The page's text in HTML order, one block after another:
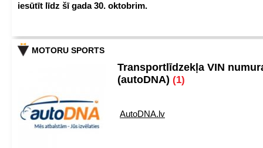
iesūtīt līdz šī gada 30. oktobrim.
MOTORU SPORTS
Transportlīdzekļa VIN
(autoDNA) (1)
AutoDNA.lv